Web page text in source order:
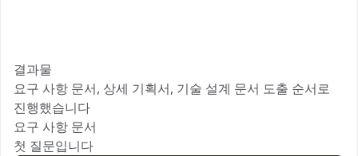
결과물
요구 사항 문서, 상세 기획서, 기술 설계 문서 도출 순서로
진행했습니다
요구 사항 문서
첫 질문입니다